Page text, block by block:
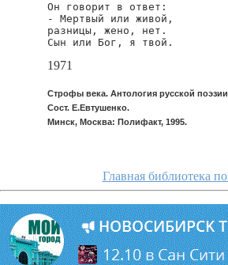
Он говорит в ответ:
- Мертвый или живой,
разницы, жено, нет.
Сын или Бог, я твой.
1971
Строфы века. Антология русской
Сост. Е.Евтушенко.
Минск, Москва: Полифакт, 1995.
Главная библиотека